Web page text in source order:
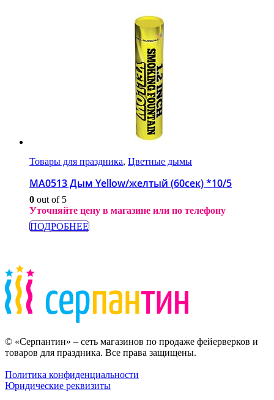
Товары для праздника, Цветные дымы
МА0513 Дым Yellow/желтый (60сек) *10/5
0 out of 5
Уточняйте цену в магазине или по телефону
ПОДРОБНЕЕ
© «Серпантин» – сеть магазинов по продаже фейерверков и
товаров для праздника. Все права защищены.
Политика конфиденциальности
Юридические реквизиты